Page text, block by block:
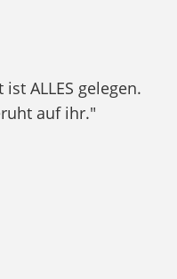
ALLES gelegen.
auf ihr."